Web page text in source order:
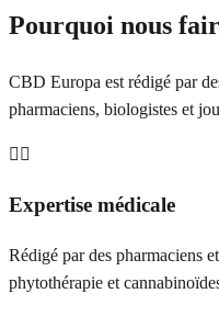
Pourquoi nous
CBD Europa est rédigé par
pharmaciens, biologistes et
👩‍⚕️
Expertise médicale
Rédigé par des pharmaciens
phytothérapie et